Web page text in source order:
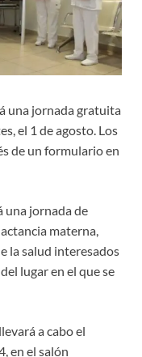
una jornada gratuita
el 1 de agosto. Los
de un formulario en
jornada de
materna,
la salud interesados
lugar en el que se
a cabo el
en el salón